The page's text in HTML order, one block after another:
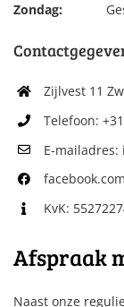
Zondag:
Zijlvest 11
Telefoon:
E-
KvK:
Afspraak
Naast onze